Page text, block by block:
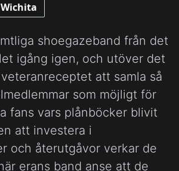
Wichita
shoegazeband från det
igång igen, och utöver det
att samla så
som möjligt för
fans vars plånböcker blivit
att investera i
och återutgåvor verkar de
erans band anse att de